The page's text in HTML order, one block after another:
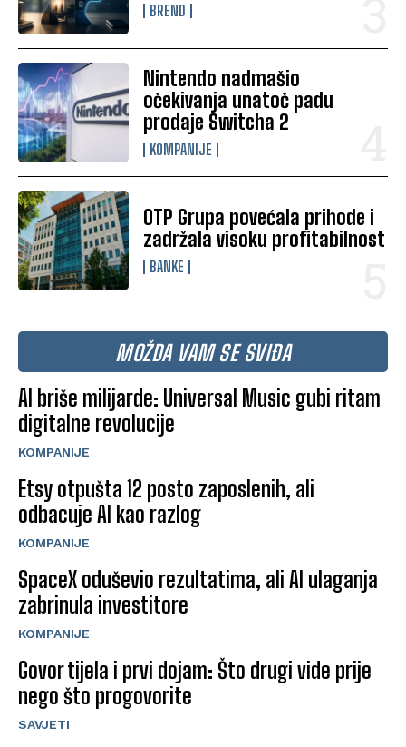
BREND
Nintendo nadmašio
očekivanja unatoč padu
prodaje Switcha 2
KOMPANIJE
OTP Grupa povećala prihode i
zadržala visoku profitabilnost
BANKE
MOŽDA VAM SE SVIĐA
AI briše milijarde: Universal Music gubi ritam
digitalne revolucije
KOMPANIJE
Etsy otpušta 12 posto zaposlenih, ali
odbacuje AI kao razlog
KOMPANIJE
SpaceX oduševio rezultatima, ali AI ulaganja
zabrinula investitore
KOMPANIJE
Govor tijela i prvi dojam: Što drugi vide prije
nego što progovorite
SAVJETI